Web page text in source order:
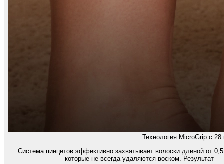
Технология MicroGrip с 28
Система пинцетов эффективно захватывает волоски длиной от
которые не всегда удаляются воском. Результат